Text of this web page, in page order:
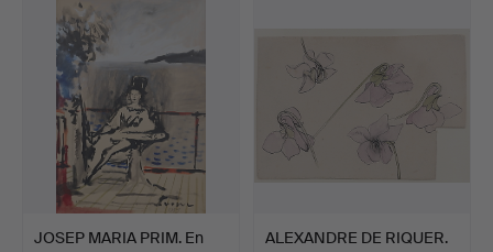
JOSEP MARIA PRIM. En
ALEXANDRE DE RIQUER.